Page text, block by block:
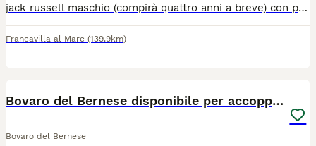
jack russell maschio (compirà quattro anni a breve) con pedigree, pelo ruvido. cane docile e socievole, amante della compagnia.
Francavilla al Mare (139.9km)
Bovaro del Bernese disponibile per accoppiamento
Bovaro del Bernese